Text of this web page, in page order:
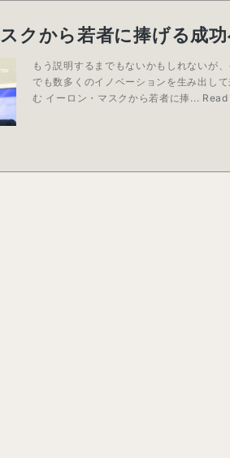
クから若者に捧げる成
もう説明するまでもないかもしれないが
でも数多くのイノベーションを生み出し
む イーロン・マスクから若者に捧...